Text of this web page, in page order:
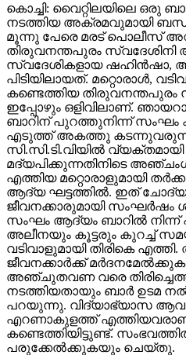
കൊച്ചി: വൈറ്റിലയിലെ ഒരു
നടത്തിയ അക്രമവുമായി
മൂന്നു പേരെ മരട് പൊലീസ്
തിരുവനന്തപുരം
സ്വദേശികളായ ഷഹിന്‍ഷാ,
പിടിയിലായത്. മറ്റൊരാള്‍,
കണ്ടെത്തിയ തിരുവനന്തപുരം
ഇപ്പോഴും ഒളിവിലാണ്.
ബാറിന് പുറത്തുനിന്ന് സംഘം
എടുത്ത് അകത്തു
സി.സി.ടി.വിയില്‍ വ്യക്തമായി
മദ്യപിക്കുന്നതിനിടെ
എത്തിയ മറ്റൊരാളുമായി
ആദ്യ ഘട്ടത്തില്‍. ഇത്
ജീവനക്കാരുമായി സംഘര്‍ഷം
സംഘം ആദ്യം ബാറില്‍
അലീനയും കൂട്ടരും കുറച്ച്
വടിവാളുമായി തിരികെ
ജീവനക്കാര്‍ക്ക്
അഞ്ചുതവണ വരെ
നടത്തിയതായും ബാര്‍ ഉടമ
പറയുന്നു. വിദ്യാഭ്യാസ
എറണാകുളത്ത്
കണ്ടെത്തിയിട്ടുണ്ട്.
പരുക്കേല്‍ക്കുകയും ചെയ്തു.